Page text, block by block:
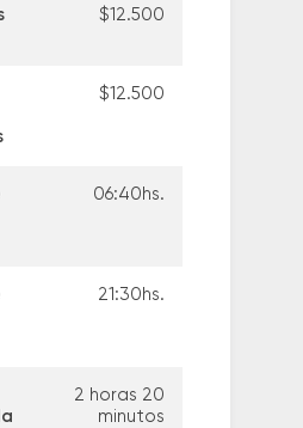
$12.500
$12.500
06:40hs.
21:30hs.
2 horas 20
minutos